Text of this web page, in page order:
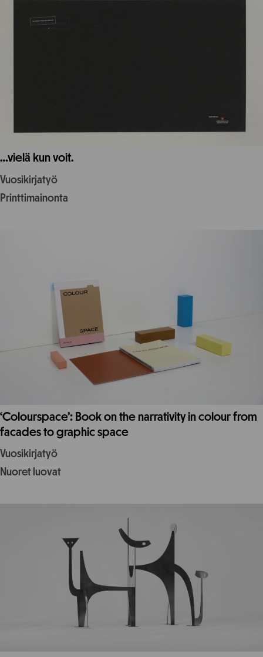
…vielä kun voit.
Vuosikirjatyö
Printtimainonta
‘Colourspace’: Book on the narrativity in colour from
facades to graphic space
Vuosikirjatyö
Nuoret luovat